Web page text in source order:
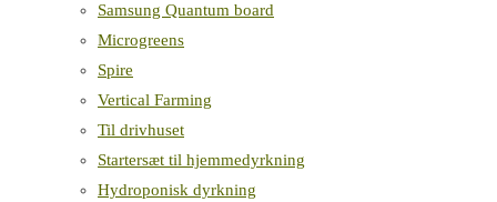
Samsung Quantum board
Microgreens
Spire
Vertical Farming
Til drivhuset
Startersæt til hjemmedyrkning
Hydroponisk dyrkning